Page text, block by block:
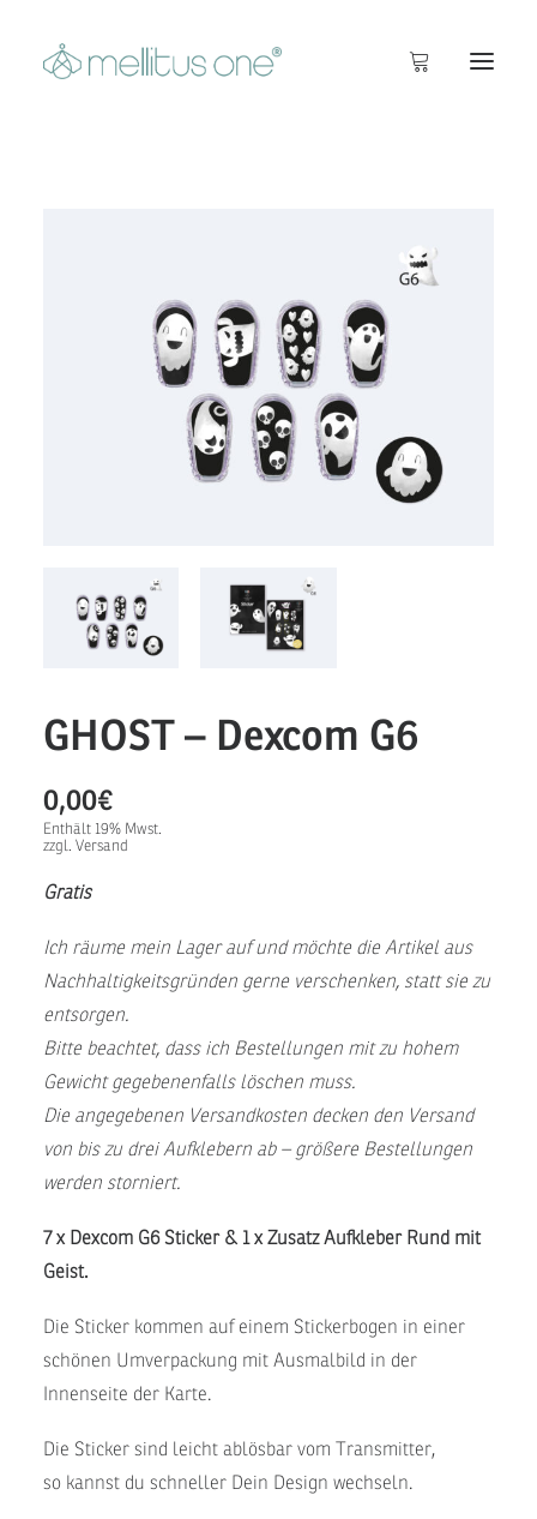
GHOST – Dexcom G6
0,00€
Enthält 19% Mwst.
zzgl. Versand
Gratis
Ich räume mein Lager auf und möchte die Artikel aus
Nachhaltigkeitsgründen gerne verschenken, statt sie zu
entsorgen.
Bitte beachtet, dass ich Bestellungen mit zu hohem
Gewicht gegebenenfalls löschen muss.
Die angegebenen Versandkosten decken den Versand
von bis zu drei Aufklebern ab – größere Bestellungen
werden storniert.
7 x Dexcom G6 Sticker & 1 x Zusatz Aufkleber Rund mit
Geist.
Die Sticker kommen auf einem Stickerbogen in einer
schönen Umverpackung mit Ausmalbild in der
Innenseite der Karte.
Die Sticker sind leicht ablösbar vom Transmitter,
so kannst du schneller Dein Design wechseln.